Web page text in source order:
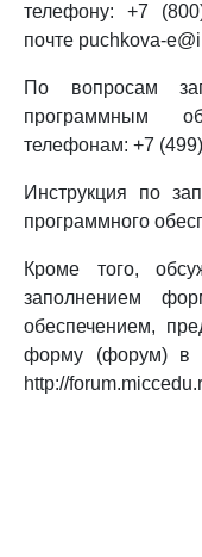
телефону: +7
почте puchkova-
По вопросам
программным
телефонам: +7
Инструкция по
программного
Кроме того,
заполнением
обеспечением,
форму (форум) в
http://